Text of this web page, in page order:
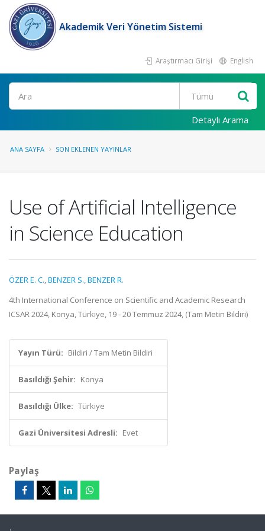
Akademik Veri Yönetim Sistemi
Araştırmacı Girişi English
Ara
Detaylı Arama
ANA SAYFA SON EKLENEN YAYINLAR
Use of Artificial Intelligence
in Science Education
ÖZER E. C.,BENZER S.,BENZER R.
4th International Conference on Scientific and Academic Research
ICSAR 2024, Konya, Türkiye, 19 - 20 Temmuz 2024, (Tam Metin Bildiri)
Yayın Türü: Bildiri / Tam Metin Bildiri
Basıldığı Şehir: Konya
Basıldığı Ülke: Türkiye
Gazi Üniversitesi Adresli: Evet
Paylaş